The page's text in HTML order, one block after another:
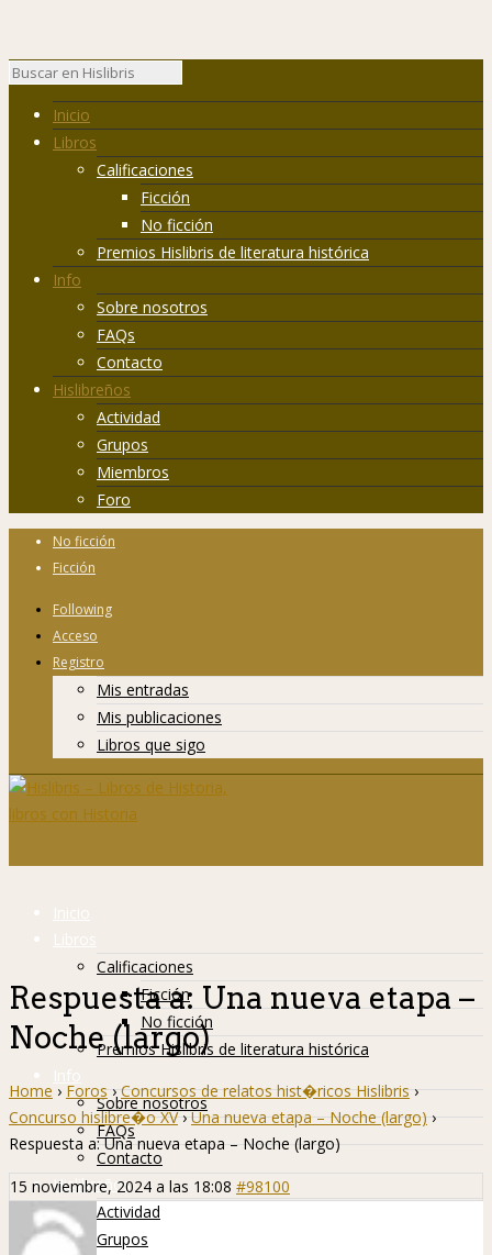
Inicio
Libros
Calificaciones
Ficción
No ficción
Premios Hislibris de literatura histórica
Info
Sobre nosotros
FAQs
Contacto
Hislibreños
Actividad
Grupos
Miembros
Foro
No ficción
Ficción
Following
Acceso
Registro
Mis entradas
Mis publicaciones
Libros que sigo
Inicio
Libros
Calificaciones
Ficción
No ficción
Premios Hislibris de literatura histórica
Info
Sobre nosotros
FAQs
Contacto
Hislibreños
Actividad
Grupos
Respuesta a: Una nueva etapa –
Noche (largo)
Home › Foros › Concursos de relatos hist�ricos Hislibris ›
Concurso hislibre�o XV › Una nueva etapa – Noche (largo) ›
Respuesta a: Una nueva etapa – Noche (largo)
15 noviembre, 2024 a las 18:08 #98100